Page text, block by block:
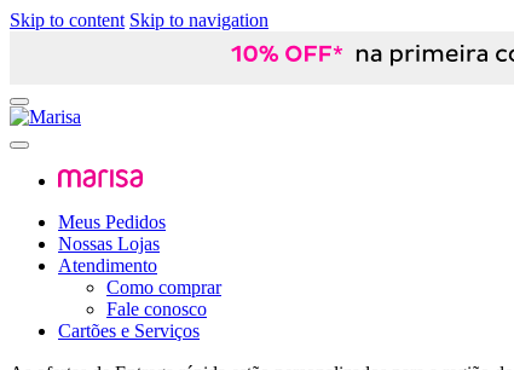
Skip to content Skip to navigation
Meus Pedidos
Nossas Lojas
Atendimento
Como comprar
Fale conosco
Cartões e Serviços